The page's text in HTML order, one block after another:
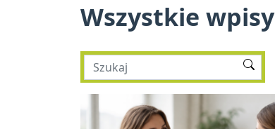
Wszystkie wpisy